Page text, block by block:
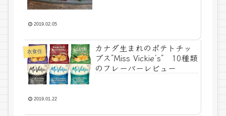
2019.02.05
衣食住
カナダ生まれのポテトチッ
プス”Miss Vickie’s” 10種類
のフレーバーレビュー
2019.01.22